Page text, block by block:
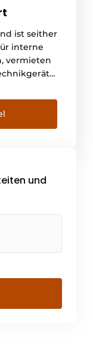
ist seither
interne
vermieten
verbunden
und